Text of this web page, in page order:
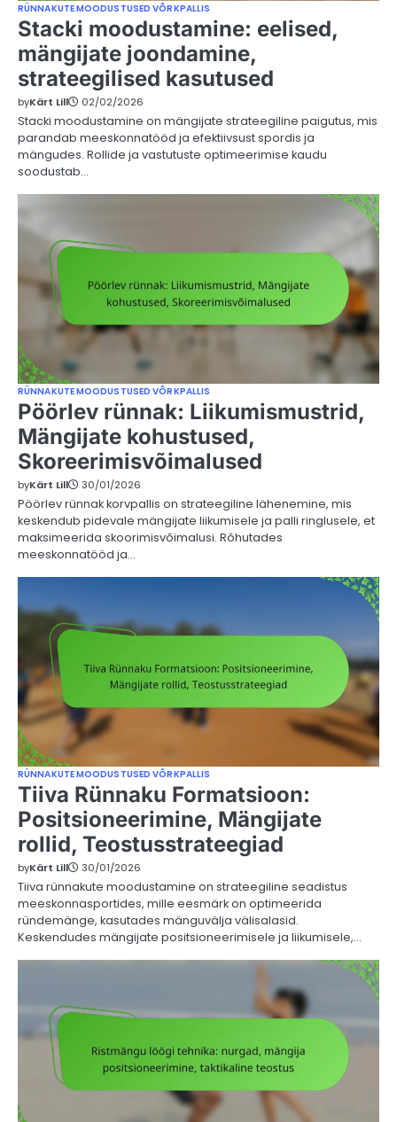
RÜNNAKUTE MOODUSTUSED VÕRKPALLIS
Stacki moodustamine: eelised,
mängijate joondamine,
strateegilised kasutused
byKärt Lill 02/02/2026
Stacki moodustamine on mängijate strateegiline paigutus, mis
parandab meeskonnatööd ja efektiivsust spordis ja
mängudes. Rollide ja vastutuste optimeerimise kaudu
soodustab…
RÜNNAKUTE MOODUSTUSED VÕRKPALLIS
Pöörlev rünnak: Liikumismustrid,
Mängijate kohustused,
Skoreerimisvõimalused
byKärt Lill 30/01/2026
Pöörlev rünnak korvpallis on strateegiline lähenemine, mis
keskendub pidevale mängijate liikumisele ja palli ringlusele, et
maksimeerida skoorimisvõimalusi. Rõhutades
meeskonnatööd ja…
RÜNNAKUTE MOODUSTUSED VÕRKPALLIS
Tiiva Rünnaku Formatsioon:
Positsioneerimine, Mängijate
rollid, Teostusstrateegiad
byKärt Lill 30/01/2026
Tiiva rünnakute moodustamine on strateegiline seadistus
meeskonnasportides, mille eesmärk on optimeerida
ründemänge, kasutades mänguvälja välisalasid.
Keskendudes mängijate positsioneerimisele ja liikumisele,…